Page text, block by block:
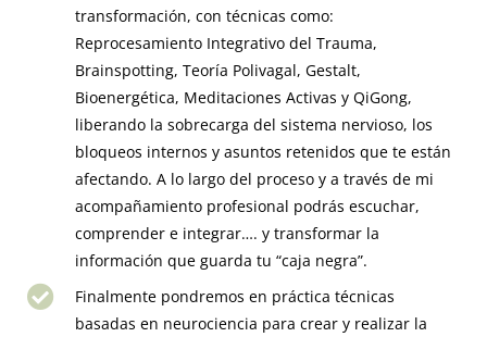
transformación, con técnicas como:
Reprocesamiento Integrativo del Trauma,
Brainspotting, Teoría Polivagal, Gestalt,
Bioenergética, Meditaciones Activas y QiGong,
liberando la sobrecarga del sistema nervioso, los
bloqueos internos y asuntos retenidos que te están
afectando. A lo largo del proceso y a través de mi
acompañamiento profesional podrás escuchar,
comprender e integrar…. y transformar la
información que guarda tu “caja negra”.
Finalmente pondremos en práctica técnicas
basadas en neurociencia para crear y realizar la